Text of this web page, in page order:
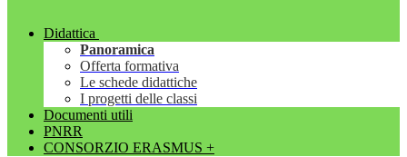
Didattica
Panoramica
Offerta formativa
Le schede didattiche
I progetti delle classi
Documenti utili
PNRR
CONSORZIO ERASMUS +